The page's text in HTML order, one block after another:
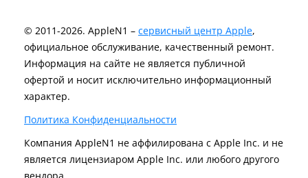
© 2011-2026. AppleN1 – сервисный центр Apple,
официальное обслуживание, качественный ремонт.
Информация на сайте не является публичной
офертой и носит исключительно информационный
характер.
Политика Конфиденциальности
Компания AppleN1 не аффилирована c Apple Inc. и не
является лицензиаром Apple Inc. или любого другого